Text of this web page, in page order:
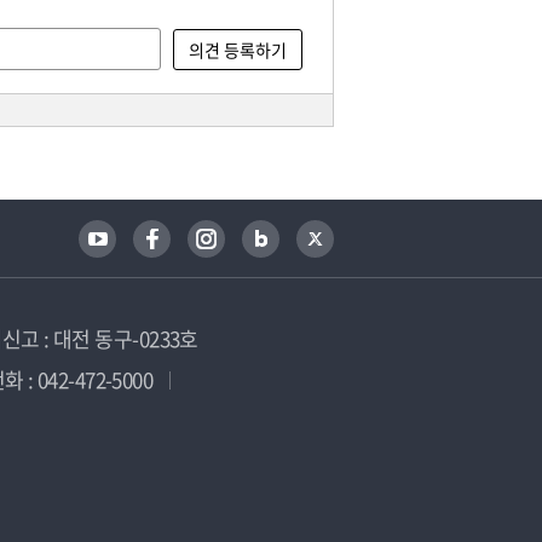
고 : 대전 동구-0233호
: 042-472-5000